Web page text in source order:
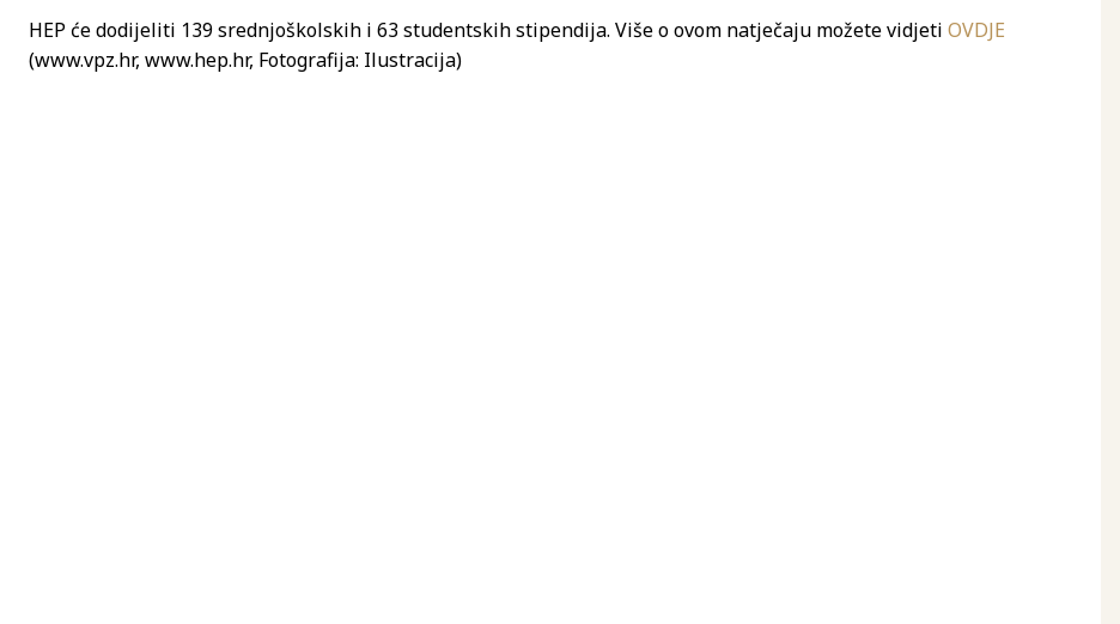
HEP će dodijeliti 139 srednjoškolskih i 63 studentskih stipendija. Više o ovom natječaju možete vidjeti OVDJE
(www.vpz.hr, www.hep.hr, Fotografija: Ilustracija)